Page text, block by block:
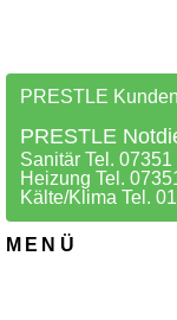
PRESTLE
PRESTLE
Sanitär Tel.
Heizung Tel.
Kälte/Klima Tel.
MENÜ